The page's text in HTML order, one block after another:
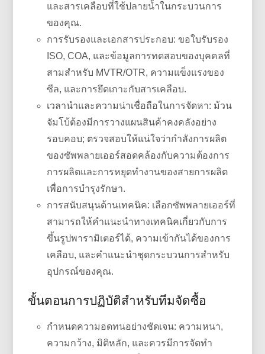
และสารเคลือบที่ใช้ปลายน้ำในกระบวนการ
ของคุณ.
การรับรองและเอกสารประกอบ: ขอใบรับรอง
ISO, COA, และข้อมูลการทดสอบของบุคคลที่
สามสำหรับ MVTR/OTR, ความแข็งแรงของ
ซีล, และการยึดเกาะกับสารเคลือบ.
เวลานำและความน่าเชื่อถือในการจัดหา: ม้วน
จัมโบ้ต้องมีการวางแผนสินค้าคงคลังอย่าง
รอบคอบ; ตรวจสอบให้แน่ใจว่ากำลังการผลิต
ของซัพพลายเออร์สอดคล้องกับความต้องการ
การผลิตและการหยุดทำงานของสายการผลิต
เพื่อการบำรุงรักษา.
การสนับสนุนด้านเทคนิค: เลือกซัพพลายเออร์ที่
สามารถให้คำแนะนำทางเทคนิคเกี่ยวกับการ
ขึ้นรูปพารามิเตอร์ได้, ความเข้ากันได้ของการ
เคลือบ, และคำแนะนำชุดกระบวนการสำหรับ
อุปกรณ์ของคุณ.
ขั้นตอนการปฏิบัติสำหรับทีมจัดซื้อ
กำหนดความอดทนอย่างชัดเจน: ความหนา,
ความกว้าง, มิติหลัก, และควรมีการจัดทำ